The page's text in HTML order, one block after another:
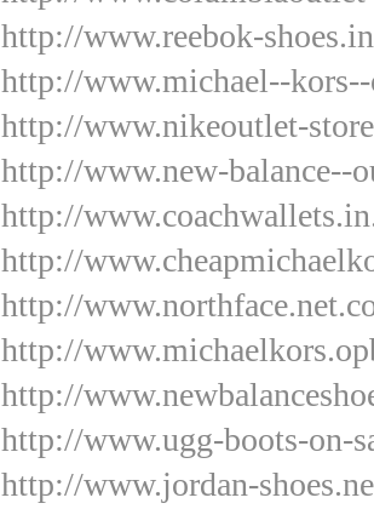
http://www.reebok-
http://www.michael--
http://www.nikeoutlet-
http://www.new-balance--
http://
http://
http://
http://
http://
http://www.ugg-boots-on-
http://www.jordan-